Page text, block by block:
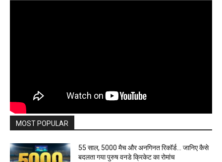
MOST POPULAR
55 साल, 5000 मैच और अनगिनत रिकॉर्ड… जानिए कैसे
बदलता गया पुरुष वनडे क्रिकेट का रोमांच